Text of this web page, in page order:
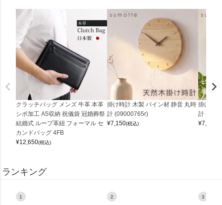
クラッチバッグ メンズ 牛革 本革
シボ加工 A5収納 祝儀袋 冠婚葬祭
結婚式 ループ革紐 フォーマル セ
カンドバッグ 4FB
¥12,650(税込)
掛け時計 木製 パイン材 静音 丸時
計 (09000765r)
¥7,150(税込)
掛け時
計
¥7,150
ランキング
1 2 3